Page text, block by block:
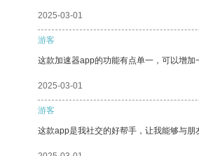
2025-03-01
游客
这款加速器app的功能有点单一，可以增加
2025-03-01
游客
这款app是我社交的好帮手，让我能够与朋